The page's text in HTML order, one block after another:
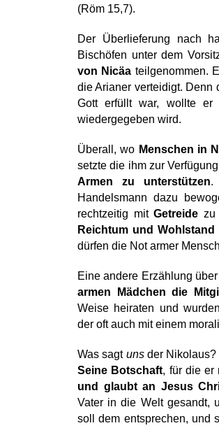
(Röm 15,7).
Der Überlieferung nach
Bischöfen unter dem
von Nicäa teilgenommen.
die Arianer verteidigt. Denn
Gott erfüllt war, wollte er
wiedergegeben wird.
Überall, wo Menschen in
setzte die ihm zur
Armen zu unterstützen.
Handelsmann dazu
rechtzeitig mit Getreide
Reichtum und
dürfen die Not armer
Eine andere Erzählung
armen Mädchen die
Weise heiraten und wurden
der oft auch mit einem
Was sagt uns
Seine Botschaft, für die er
und glaubt an Jesus
Vater in die Welt gesandt,
soll dem entsprechen, und